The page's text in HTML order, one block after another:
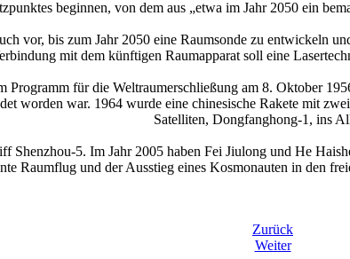
beginnen, von dem aus „etwa im Jahr 2050 ein
vor, bis zum Jahr 2050 eine Raumsonde zu entwickeln
mit dem künftigen Raumapparat soll eine
Programm für die Weltraumerschließung am 8. Oktober
worden war. 1964 wurde eine chinesische Rakete mit
Satelliten, Dongfanghong-1, ins
Shenzhou-5. Im Jahr 2005 haben Fei Jiulong und He
Raumflug und der Ausstieg eines Kosmonauten in den
Zurück
Weiter